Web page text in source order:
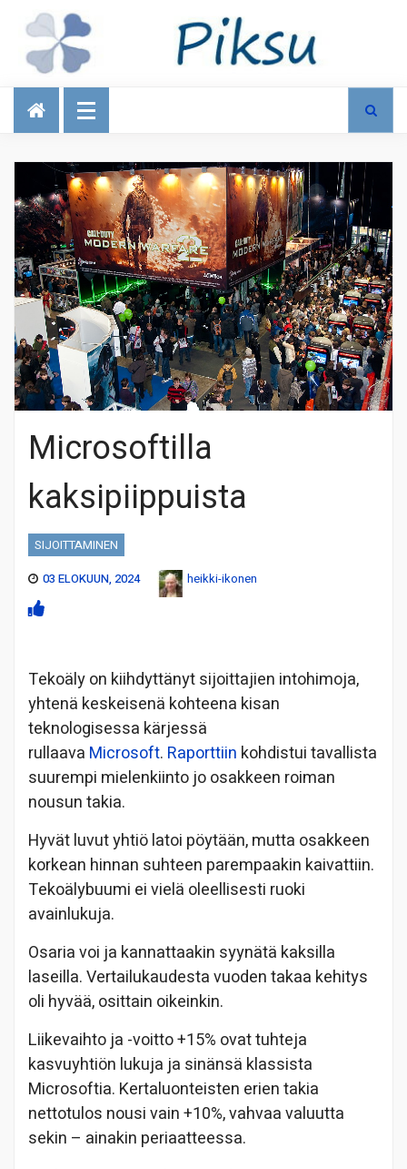
Talous
Microsoftilla
kaksipiippuista
SIJOITTAMINEN
03 ELOKUUN, 2024
heikki-ikonen
Tekoäly on kiihdyttänyt sijoittajien intohimoja,
yhtenä keskeisenä kohteena kisan
teknologisessa kärjessä
rullaava Microsoft. Raporttiin kohdistui tavallista
suurempi mielenkiinto jo osakkeen roiman
nousun takia.
Hyvät luvut yhtiö latoi pöytään, mutta osakkeen
korkean hinnan suhteen parempaakin kaivattiin.
Tekoälybuumi ei vielä oleellisesti ruoki
avainlukuja.
Osaria voi ja kannattaakin syynätä kaksilla
laseilla. Vertailukaudesta vuoden takaa kehitys
oli hyvää, osittain oikeinkin.
Liikevaihto ja -voitto +15% ovat tuhteja
kasvuyhtiön lukuja ja sinänsä klassista
Microsoftia. Kertaluonteisten erien takia
nettotulos nousi vain +10%, vahvaa valuutta
sekin – ainakin periaatteessa.